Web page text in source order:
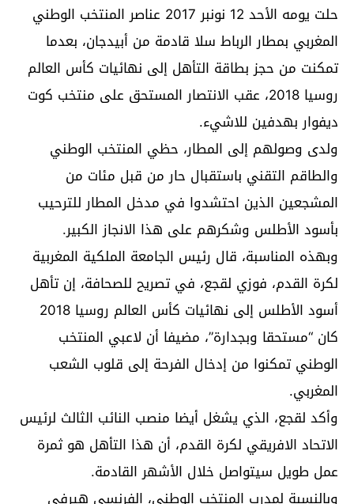
حلت يومه الأحد 12 نونبر 2017 عناصر المنتخب الوطني
المغربي بمطار الرباط سلا قادمة من أبيدجان، بعدما
تمكنت من حجز بطاقة التأهل إلى نهائيات كأس العالم
روسيا 2018، عقب الانتصار المستحق على منتخب كوت
ديفوار بهدفين للاشيء.
ولدى وصولهم إلى المطار، حظي المنتخب الوطني
والطاقم التقني باستقبال حار من قبل مئات من
المشجعين الذين احتشدوا في مدخل المطار للترحيب
بأسود الأطلس وشكرهم على هذا الانجاز الكبير.
وبهذه المناسبة، قال رئيس الجامعة الملكية المغربية
لكرة القدم، فوزي لقجع، في تصريح للصحافة، إن تأهل
أسود الأطلس إلى نهائيات كأس العالم روسيا 2018
كان “مستحقا وبجدارة”، مضيفا أن لاعبي المنتخب
الوطني تمكنوا من إدخال الفرحة إلى قلوب الشعب
المغربي.
وأكد لقجع، الذي يشغل أيضا منصب النائب الثالث لرئيس
الاتحاد الافريقي لكرة القدم، أن هذا التأهل هو ثمرة
عمل طويل سيتواصل خلال الأشهر القادمة.
وبالنسبة لمدرب المنتخب الوطني، الفرنسي هيرفي